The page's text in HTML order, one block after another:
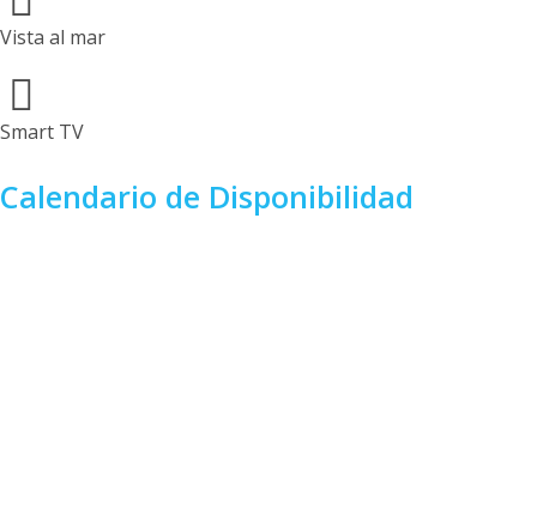
Vista al mar
Smart TV
Calendario de Disponibilidad